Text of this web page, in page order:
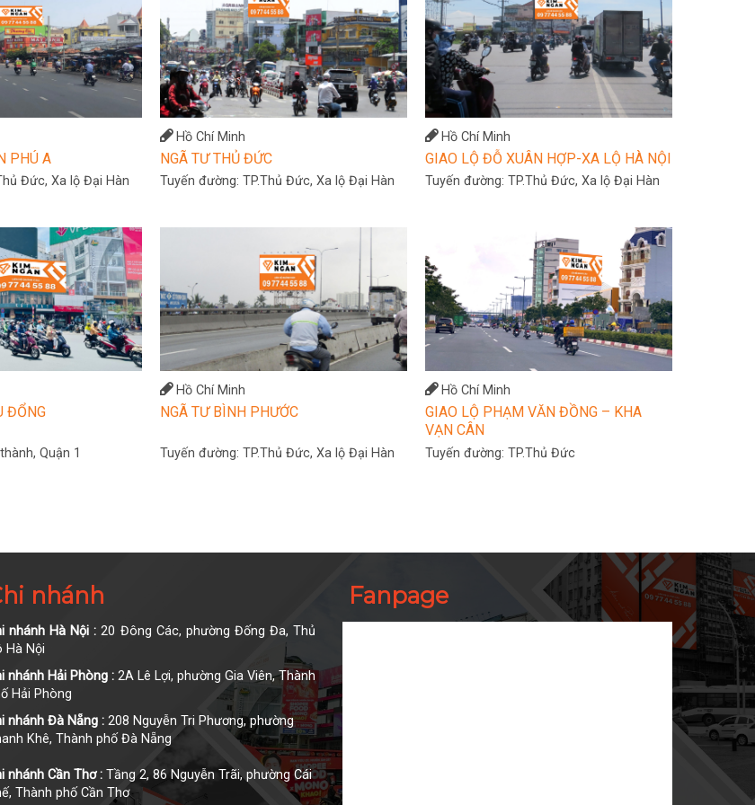
PHÚ A
Đức, Xa lộ Đại Hàn
Hồ Chí Minh
NGÃ TƯ THỦ ĐỨC
Tuyến đường: TP.Thủ Đức, Xa lộ Đại Hàn
Hồ Chí Minh
GIAO LỘ ĐỖ XUÂN HỢP-XA LỘ HÀ NỘI
Tuyến đường: TP.Thủ Đức, Xa lộ Đại Hàn
ĐỔNG
Quận 1
Hồ Chí Minh
NGÃ TƯ BÌNH PHƯỚC
Tuyến đường: TP.Thủ Đức, Xa lộ Đại Hàn
Hồ Chí Minh
GIAO LỘ PHẠM VĂN ĐỒNG – KHA
VẠN CÂN
Tuyến đường: TP.Thủ Đức
nhánh
nhánh Hà Nội : 20 Đông Các, phường Đống Đa, Thủ
Hà Nội
nhánh Hải Phòng :2A Lê Lợi, phường Gia Viên, Thành
Hải Phòng
nhánh Đà Nẵng :208 Nguyễn Tri Phương, phường
Khê, Thành phố Đà Nẵng
nhánh Cần Thơ :Tầng 2, 86 Nguyễn Trãi, phường Cái
Thành phố Cần Thơ
Fanpage